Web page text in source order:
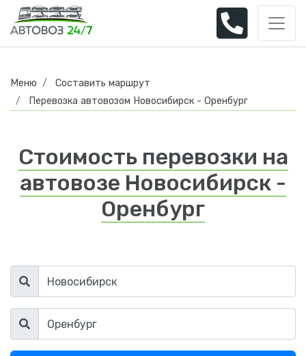
Меню
Составить маршрут
Перевозка автовозом Новосибирск - Оренбург
Стоимость перевозки на
автовозе Новосибирск -
Оренбург